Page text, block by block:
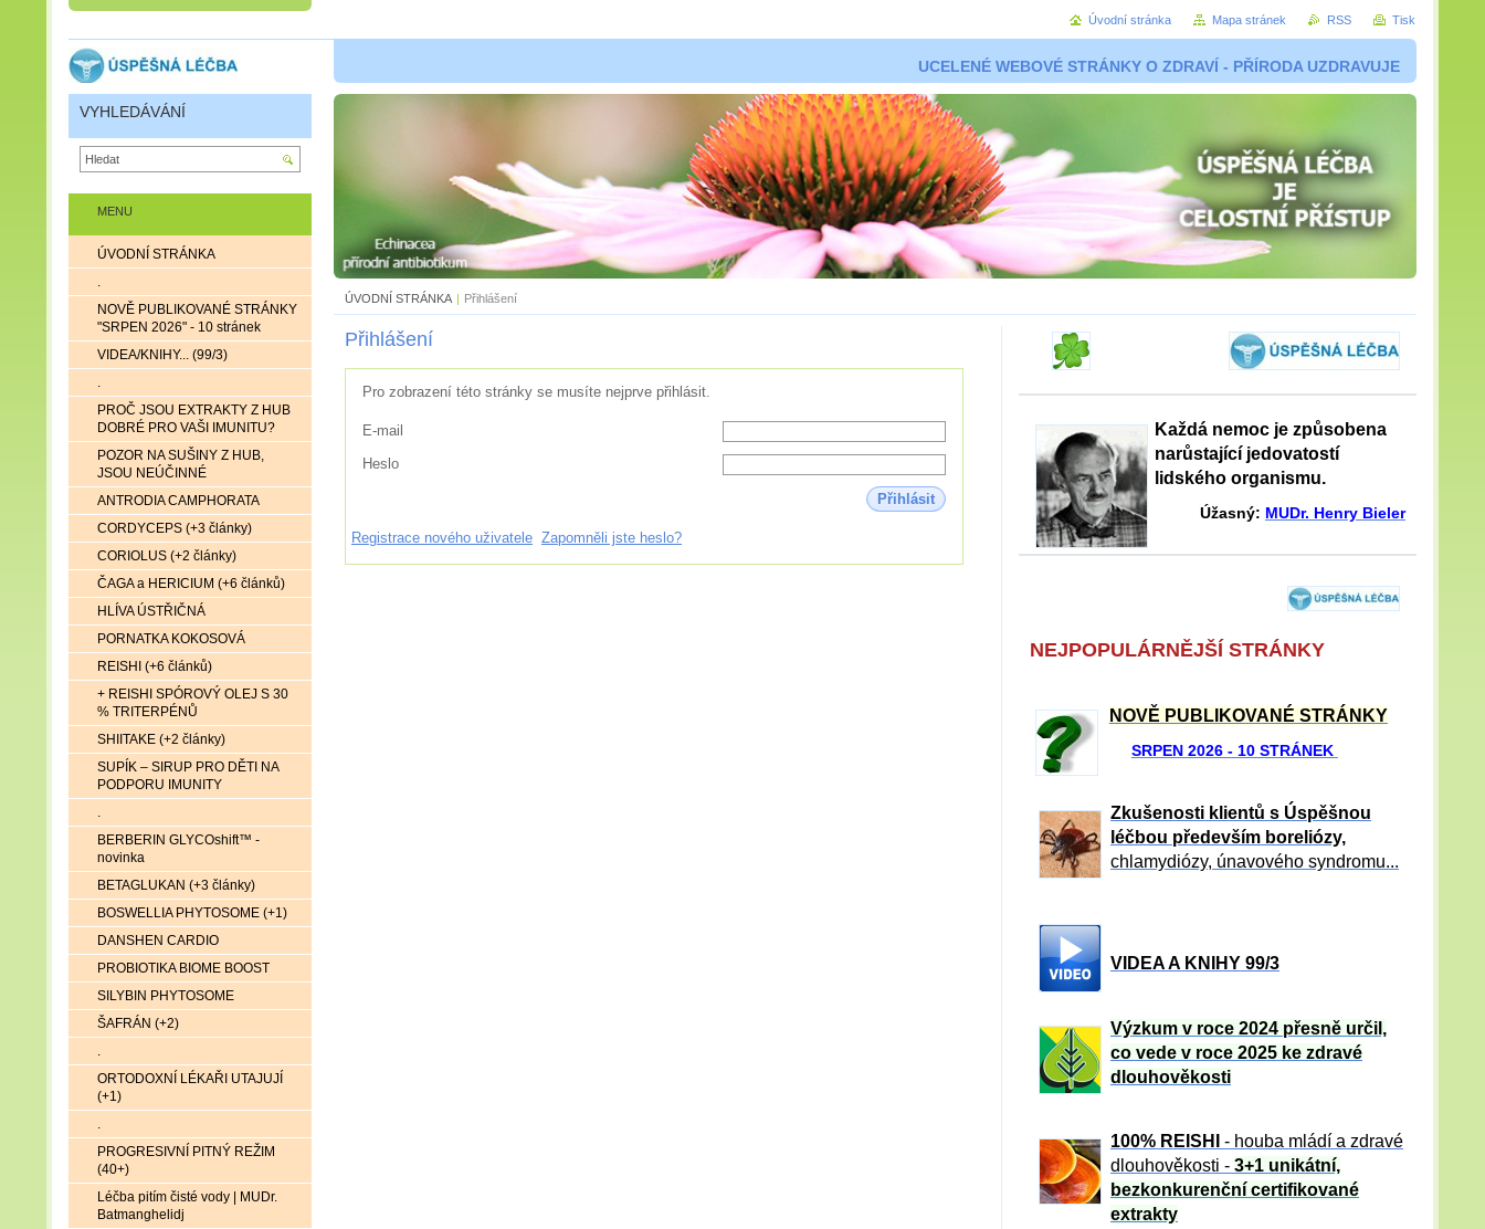
UCELENÉ WEBOVÉ STRÁNKY O ZDRAVÍ - PŘÍRODA UZDRAVUJE
ÚVODNÍ STRÁNKA | Přihlášení
Přihlášení
Pro zobrazení této stránky se musíte nejprve přihlásit.
E-mail
Heslo
Přihlásit
Registrace nového uživatele Zapomněli jste heslo?
Každá nemoc je způsobena
narůstající jedovatostí
lidského organismu.
Úžasný: MUDr. Henry Bieler
NEJPOPULÁRNĚJŠÍ STRÁNKY
NOVĚ PUBLIKOVANÉ STRÁNKY
SRPEN 2026 - 10 STRÁNEK
Zkušenosti klientů s Úspěšnou
léčbou především boreliózy,
chlamydiózy, únavového syndromu...
VIDEA A KNIHY 99/3
Výzkum v roce 2024 přesně určil,
co vede v roce 2025 ke zdravé
dlouhověkosti
100% REISHI
- houba mládí a zdravé
dlouhověkosti - 3+1 unikátní,
bezkonkurenční certifikované
extrakty
MENU
ÚVODNÍ STRÁNKA
.
NOVĚ PUBLIKOVANÉ STRÁNKY
"SRPEN 2026" - 10 stránek
VIDEA/KNIHY... (99/3)
.
PROČ JSOU EXTRAKTY Z HUB
DOBRÉ PRO VAŠI IMUNITU?
POZOR NA SUŠINY Z HUB,
JSOU NEÚČINNÉ
ANTRODIA CAMPHORATA
CORDYCEPS (+3 články)
CORIOLUS (+2 články)
ČAGA a HERICIUM (+6 článků)
HLÍVA ÚSTŘIČNÁ
PORNATKA KOKOSOVÁ
REISHI (+6 článků)
+ REISHI SPÓROVÝ OLEJ S 30
% TRITERPÉNŮ
SHIITAKE (+2 články)
SUPÍK – SIRUP PRO DĚTI NA
PODPORU IMUNITY
.
BERBERIN GLYCOshift™ -
novinka
BETAGLUKAN (+3 články)
BOSWELLIA PHYTOSOME (+1)
DANSHEN CARDIO
PROBIOTIKA BIOME BOOST
SILYBIN PHYTOSOME
ŠAFRÁN (+2)
.
ORTODOXNÍ LÉKAŘI UTAJUJÍ
(+1)
.
PROGRESIVNÍ PITNÝ REŽIM
(40+)
Léčba pitím čisté vody | MUDr.
Batmanghelidj
VYHLEDÁVÁNÍ
Úvodní stránka Mapa stránek RSS Tisk